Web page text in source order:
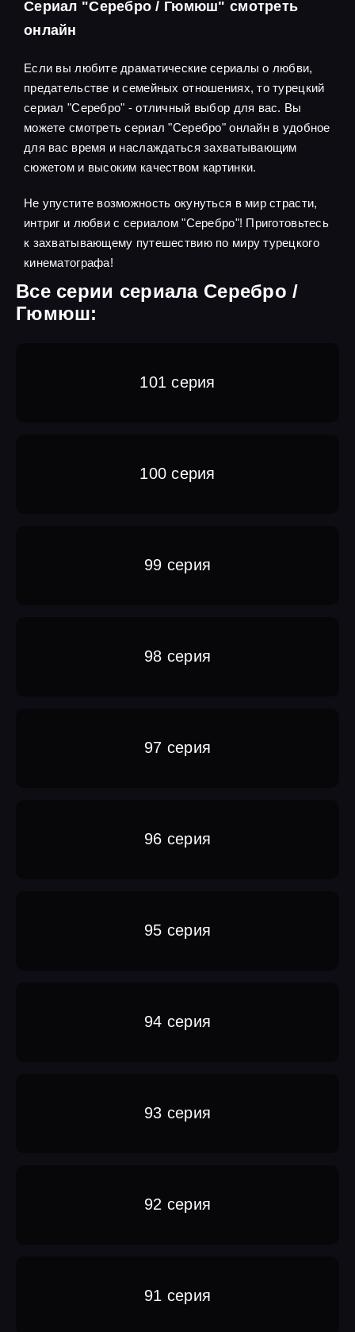
Сериал "Серебро / Гюмюш" смотреть
онлайн
Если вы любите драматические сериалы о любви,
предательстве и семейных отношениях, то турецкий
сериал "Серебро" - отличный выбор для вас. Вы
можете смотреть сериал "Серебро" онлайн в удобное
для вас время и наслаждаться захватывающим
сюжетом и высоким качеством картинки.
Не упустите возможность окунуться в мир страсти,
интриг и любви с сериалом "Серебро"! Приготовьтесь
к захватывающему путешествию по миру турецкого
кинематографа!
Все серии сериала Серебро /
Гюмюш:
101 серия
100 серия
99 серия
98 серия
97 серия
96 серия
95 серия
94 серия
93 серия
92 серия
91 серия